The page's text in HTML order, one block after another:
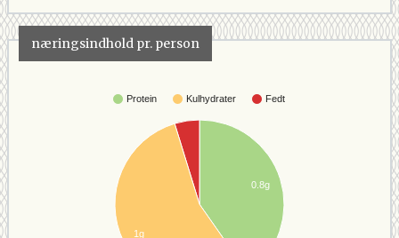
næringsindhold pr. person
Protein Kulhydrater Fedt
0.8g
1g